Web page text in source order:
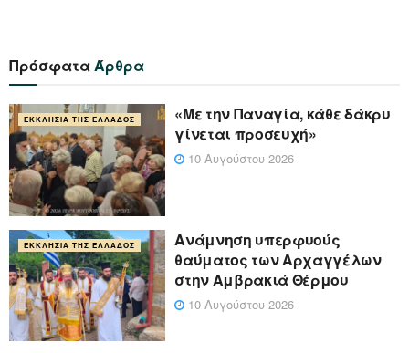
ΠρόσφαταΆρθρα
ΕΚΚΛΗΣΊΑ ΤΗΣ ΕΛΛΆΔΟΣ
«Με την Παναγία, κάθε δάκρυ
γίνεται προσευχή»
10 Αυγούστου 2026
ΕΚΚΛΗΣΊΑ ΤΗΣ ΕΛΛΆΔΟΣ
Ανάμνηση υπερφυούς
θαύματος των Αρχαγγέλων
στην Αμβρακιά Θέρμου
10 Αυγούστου 2026